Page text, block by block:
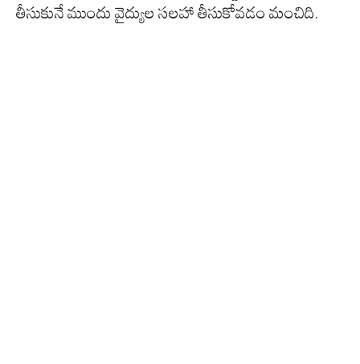
తీసుకునే ముందు వైద్యుల సలహా తీసుకోవడం మంచిది.